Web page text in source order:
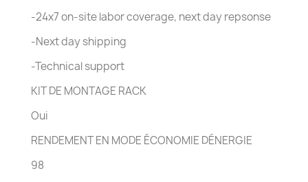
-24x7 on-site labor coverage, next day repsonse
-Next day shipping
-Technical support
KIT DE MONTAGE RACK
Oui
RENDEMENT EN MODE ÉCONOMIE DÉNERGIE
98